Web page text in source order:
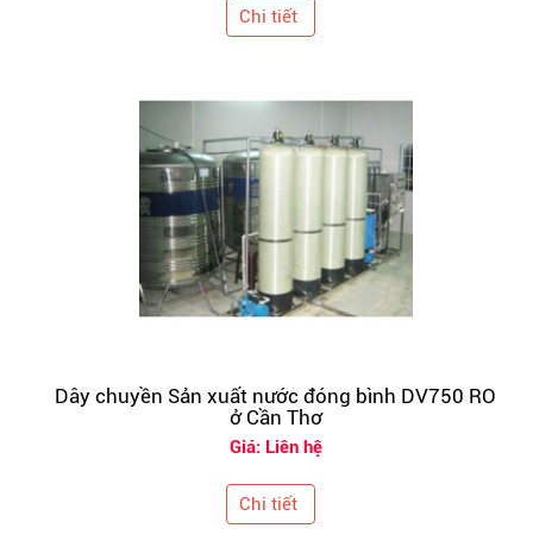
Chi tiết
Dây chuyền Sản xuất nước đóng bình DV750 RO
ở Cần Thơ
Giá: Liên hệ
Chi tiết